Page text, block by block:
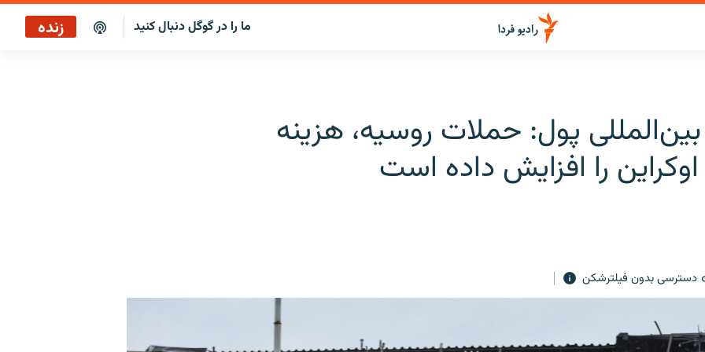
ما را در گوگل دنبال کنید زنده
پول: حملات روسیه، هزینه
را افزایش داده است
دسترسی بدون فیلترشکن